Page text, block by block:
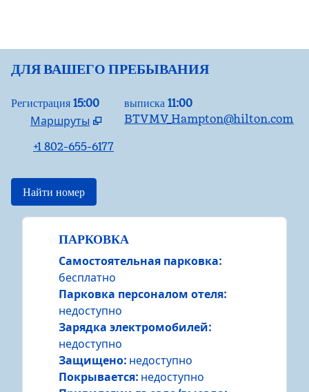
ДЛЯ ВАШЕГО ПРЕБЫВАНИЯ
Регистрация 15:00 выписка 11:00
Маршруты
Открывается новая вкладка
BTVMV_Hampton@hilton.com
+1 802-655-6177
Найти номер
ПАРКОВКА
Самостоятельная парковка:
бесплатно
Парковка персоналом отеля:
недоступно
Зарядка электромобилей:
недоступно
Защищено: недоступно
Покрывается: недоступно